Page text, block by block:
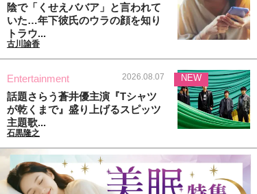
陰で「くせえババア」と言われて
いた…年下彼氏のウラの顔を知り
トラウ...
古川諭香
Entertainment 2026.08.07
話題さらう蒼井優主演『Tシャツ
が乾くまで』盛り上げるスピッツ
主題歌...
石黒隆之
NEW